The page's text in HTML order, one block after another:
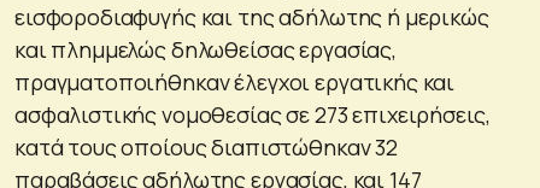
εισφοροδιαφυγής και της αδήλωτης ή μερικώς
και πλημμελώς δηλωθείσας εργασίας,
πραγματοποιήθηκαν έλεγχοι εργατικής και
ασφαλιστικής νομοθεσίας σε 273 επιχειρήσεις,
κατά τους οποίους διαπιστώθηκαν 32
παραβάσεις αδήλωτης εργασίας, και 147